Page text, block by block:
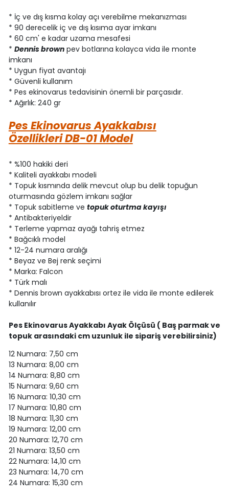
* İç ve dış kısma kolay açı verebilme mekanızması
* 90 derecelik iç ve dış kısıma ayar imkanı
* 60 cm' e kadar uzama mesafesi
* Dennis brownpev botlarına kolayca vida ile monte
imkanı
* Uygun fiyat avantajı
* Güvenli kullanım
* Pes ekinovarus tedavisinin önemli bir parçasıdır.
* Ağırlık: 240 gr
Pes Ekinovarus Ayakkabısı
Özellikleri DB-01 Model
* %100 hakiki deri
* Kaliteli ayakkabı modeli
* Topuk kısmında delik mevcut olup bu delik topuğun
oturmasında gözlem imkanı sağlar
* Topuk sabitleme ve topuk oturtma kayışı
* Antibakteriyeldir
* Terleme yapmaz ayağı tahriş etmez
* Bağcıklı model
* 12-24 numara aralığı
* Beyaz ve Bej renk seçimi
* Marka: Falcon
* Türk malı
* Dennis brown ayakkabısı ortez ile vida ile monte edilerek
kullanılır
Pes Ekinovarus Ayakkabı Ayak Ölçüsü ( Baş parmak ve
topuk arasındaki cm uzunluk ile sipariş verebilirsiniz)
12 Numara: 7,50 cm
13 Numara: 8,00 cm
14 Numara: 8,80 cm
15 Numara: 9,60 cm
16 Numara: 10,30 cm
17 Numara: 10,80 cm
18 Numara: 11,30 cm
19 Numara: 12,00 cm
20 Numara: 12,70 cm
21 Numara: 13,50 cm
22 Numara: 14,10 cm
23 Numara: 14,70 cm
24 Numara: 15,30 cm